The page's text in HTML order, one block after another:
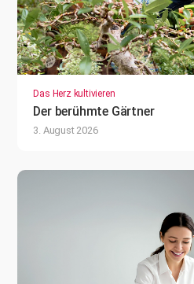
Das Herz kultivieren
Der berühmte Gärtner
3. August 2026